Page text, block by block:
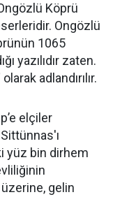
Köprü
Ongözlü
1065
yazılıdır zaten.
adlandırılır.
elçiler
yüz bin dirhem
üzerine, gelin